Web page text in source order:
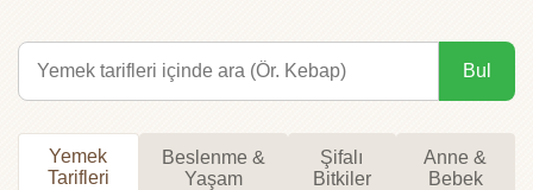
Bul
Yemek
Tarifleri
Beslenme &
Yaşam
Şifalı
Bitkiler
Anne &
Bebek